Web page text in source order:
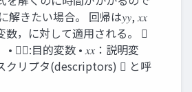
解きたい場合。 回帰は𝑦𝑦, 𝑥𝑥
数，に対して適用される。
• 𝑦𝑦:目的変数 • 𝑥𝑥：説明変
クリプタ(descriptors) ⃗ と呼